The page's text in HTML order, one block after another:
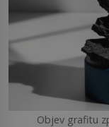
Objev grafitu